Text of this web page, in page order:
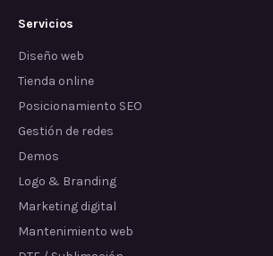
Servicios
Diseño web
Tienda online
Posicionamiento SEO
Gestión de redes
Demos
Logo & Branding
Marketing digital
Mantenimiento web